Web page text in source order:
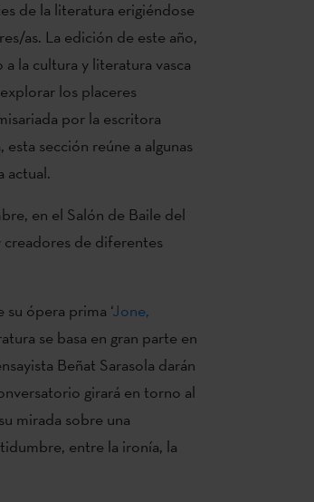
de la literatura erigiéndose
as. La edición de este año,
la cultura y literatura vasca
los placeres
por la escritora
sección reúne a algunas
actual.
en el Salón de Baile del
de diferentes
ópera prima ‘Jone,
se basa en gran parte en
Beñat Sarasola darán
girará en torno al
mirada sobre una
entre la ironía, la